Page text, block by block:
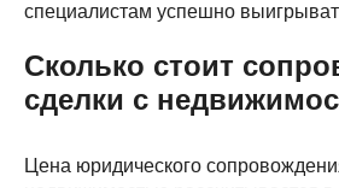
специалистам успешно
Сколько стоит
сделки с
Цена юридического